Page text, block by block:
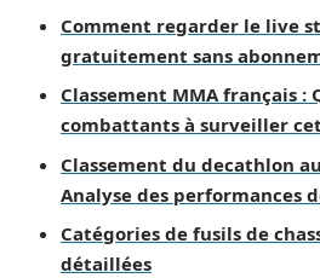
Comment regarder le live
gratuitement sans
Classement MMA français :
combattants à surveiller
Classement du decathlon
Analyse des performances
Catégories de fusils de
détaillées